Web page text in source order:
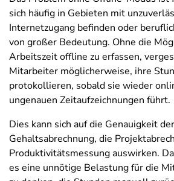
sich häufig in Gebieten mit
Internetzugang befinden oder
von großer Bedeutung. Ohne die
Arbeitszeit offline zu erfassen,
Mitarbeiter möglicherweise, ihre
protokollieren, sobald sie wieder
ungenauen Zeitaufzeichnungen führt.
Dies kann sich auf die Genauigkeit der
Gehaltsabrechnung, die
Produktivitätsmessung auswirken.
es eine unnötige Belastung für die